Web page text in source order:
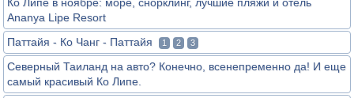
Ananya Lipe Resort
Паттайя - Ко Чанг - Паттайя
1 2 3
Северный Таиланд на авто? Конечно, всенепременно да! И еще
самый красивый Ко Липе.